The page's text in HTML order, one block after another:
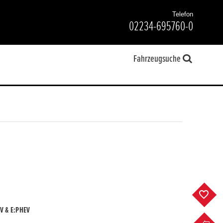
Telefon
02234-695760-0
Fahrzeugsuche
& E:PHEV